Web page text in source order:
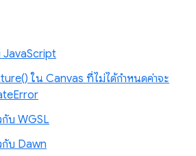
JavaScript
ใน Canvas ที่ไม่ได้กำหนดค่าจะ
บ WGSL
กับ Dawn